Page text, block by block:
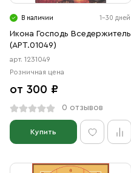
В наличии 1-30 дней
Икона Господь Вседержитель
(АРТ.01049)
арт. 1231049
Розничная цена
от 300 ₽
0 отзывов
Купить